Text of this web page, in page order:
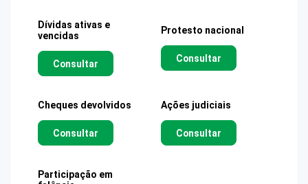
Dívidas ativas e
vencidas
Consultar
Protesto nacional
Consultar
Cheques devolvidos
Consultar
Ações judiciais
Consultar
Participação em